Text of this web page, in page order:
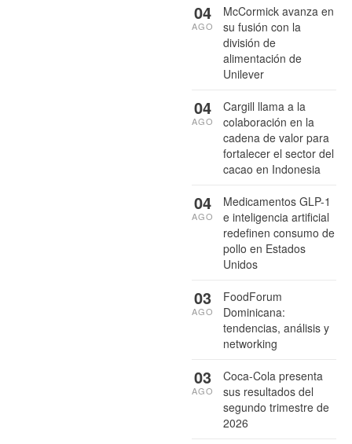
McCormick avanza en
su fusión con la
división de
alimentación de
Unilever
04
AGO
Cargill llama a la
colaboración en la
cadena de valor para
fortalecer el sector del
cacao en Indonesia
04
AGO
Medicamentos GLP-1
e inteligencia artificial
redefinen consumo de
pollo en Estados
Unidos
04
AGO
FoodForum
Dominicana:
tendencias, análisis y
networking
03
AGO
Coca-Cola presenta
sus resultados del
segundo trimestre de
2026
03
AGO